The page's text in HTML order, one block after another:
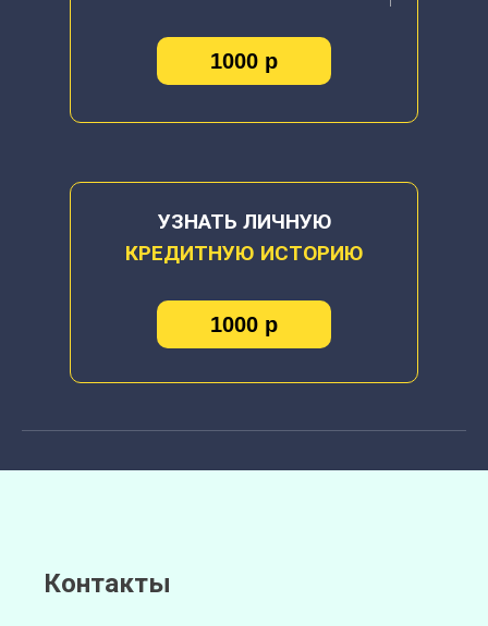
1000 р
1000 р
УЗНАТЬ ЛИЧНУЮ
КРЕДИТНУЮ ИСТОРИЮ
Контакты